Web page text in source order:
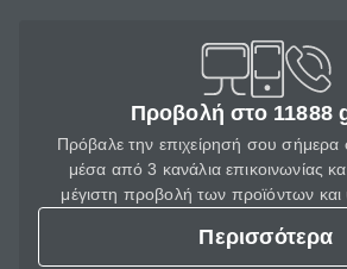
Προβολή στο 11888
Πρόβαλε την επιχείρησή σου
μέσα από 3 κανάλια επικοινωνίας
μέγιστη προβολή των προϊόντων
Περισσότερα